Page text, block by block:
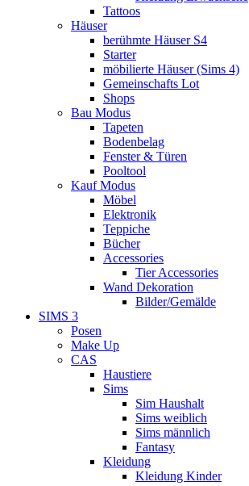
Tattoos
Häuser
berühmte Häuser S4
Starter
möbilierte Häuser (Sims 4)
Gemeinschafts Lot
Shops
Bau Modus
Tapeten
Bodenbelag
Fenster & Türen
Pooltool
Kauf Modus
Möbel
Elektronik
Teppiche
Bücher
Accessories
Tier Accessories
Wand Dekoration
Bilder/Gemälde
SIMS 3
Posen
Make Up
CAS
Haustiere
Sims
Sim Haushalt
Sims weiblich
Sims männlich
Fantasy
Kleidung
Kleidung Kinder